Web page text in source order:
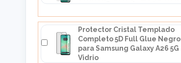
Protector Cristal Templado
Completo 5D Full Glue Negro
para Samsung Galaxy A26 5G
Vidrio